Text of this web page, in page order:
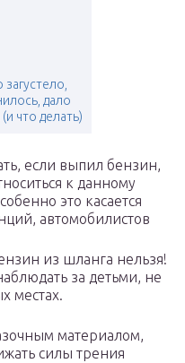
дало
что делать)
если выпил бензин,
к данному
это касается
автомобилистов
из шланга нельзя!
за детьми, не
местах.
материалом,
силы трения